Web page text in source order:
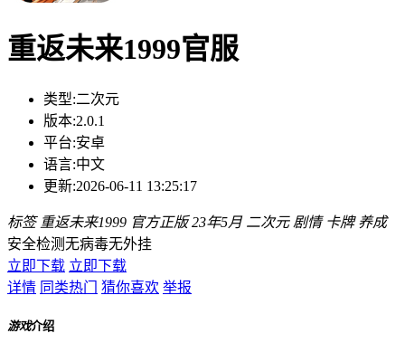
重返未来1999官服
类型:二次元
版本:2.0.1
平台:安卓
语言:中文
更新:2026-06-11 13:25:17
标签 重返未来1999 官方正版 23年5月 二次元 剧情 卡牌 养成
安全检测无病毒无外挂
立即下载 立即下载
详情 同类热门 猜你喜欢 举报
游戏介绍